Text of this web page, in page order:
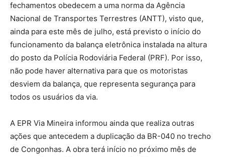
fechamentos obedecem a uma norma da Agência
Nacional de Transportes Terrestres (ANTT), visto que,
ainda para este mês de julho, está previsto o início do
funcionamento da balança eletrônica instalada na altura
do posto da Polícia Rodoviária Federal (PRF). Por isso,
não pode haver alternativa para que os motoristas
desviem da balança, que representa segurança para
todos os usuários da via.
A EPR Via Mineira informou ainda que realiza outras
ações que antecedem a duplicação da BR-040 no trecho
de Congonhas. A obra terá início no próximo mês de